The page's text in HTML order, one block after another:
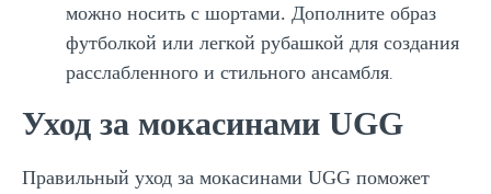
можно носить с шортами. Дополните образ
футболкой или легкой рубашкой для создания
расслабленного и стильного ансамбля
Уход за мокасинами UGG
Правильный уход за мокасинами UGG поможет